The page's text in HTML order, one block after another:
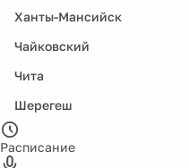
Ханты-Мансийск
Чайковский
Чита
Шерегеш
Расписание